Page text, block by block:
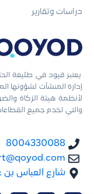
يعتبر قيود في طليعة
إدارة المنشآت لشؤونها
لأنظمة هيئة الزكاة
والتي تخدم جميع
8004330088
شارع العباس بن
دراسات وتقارير